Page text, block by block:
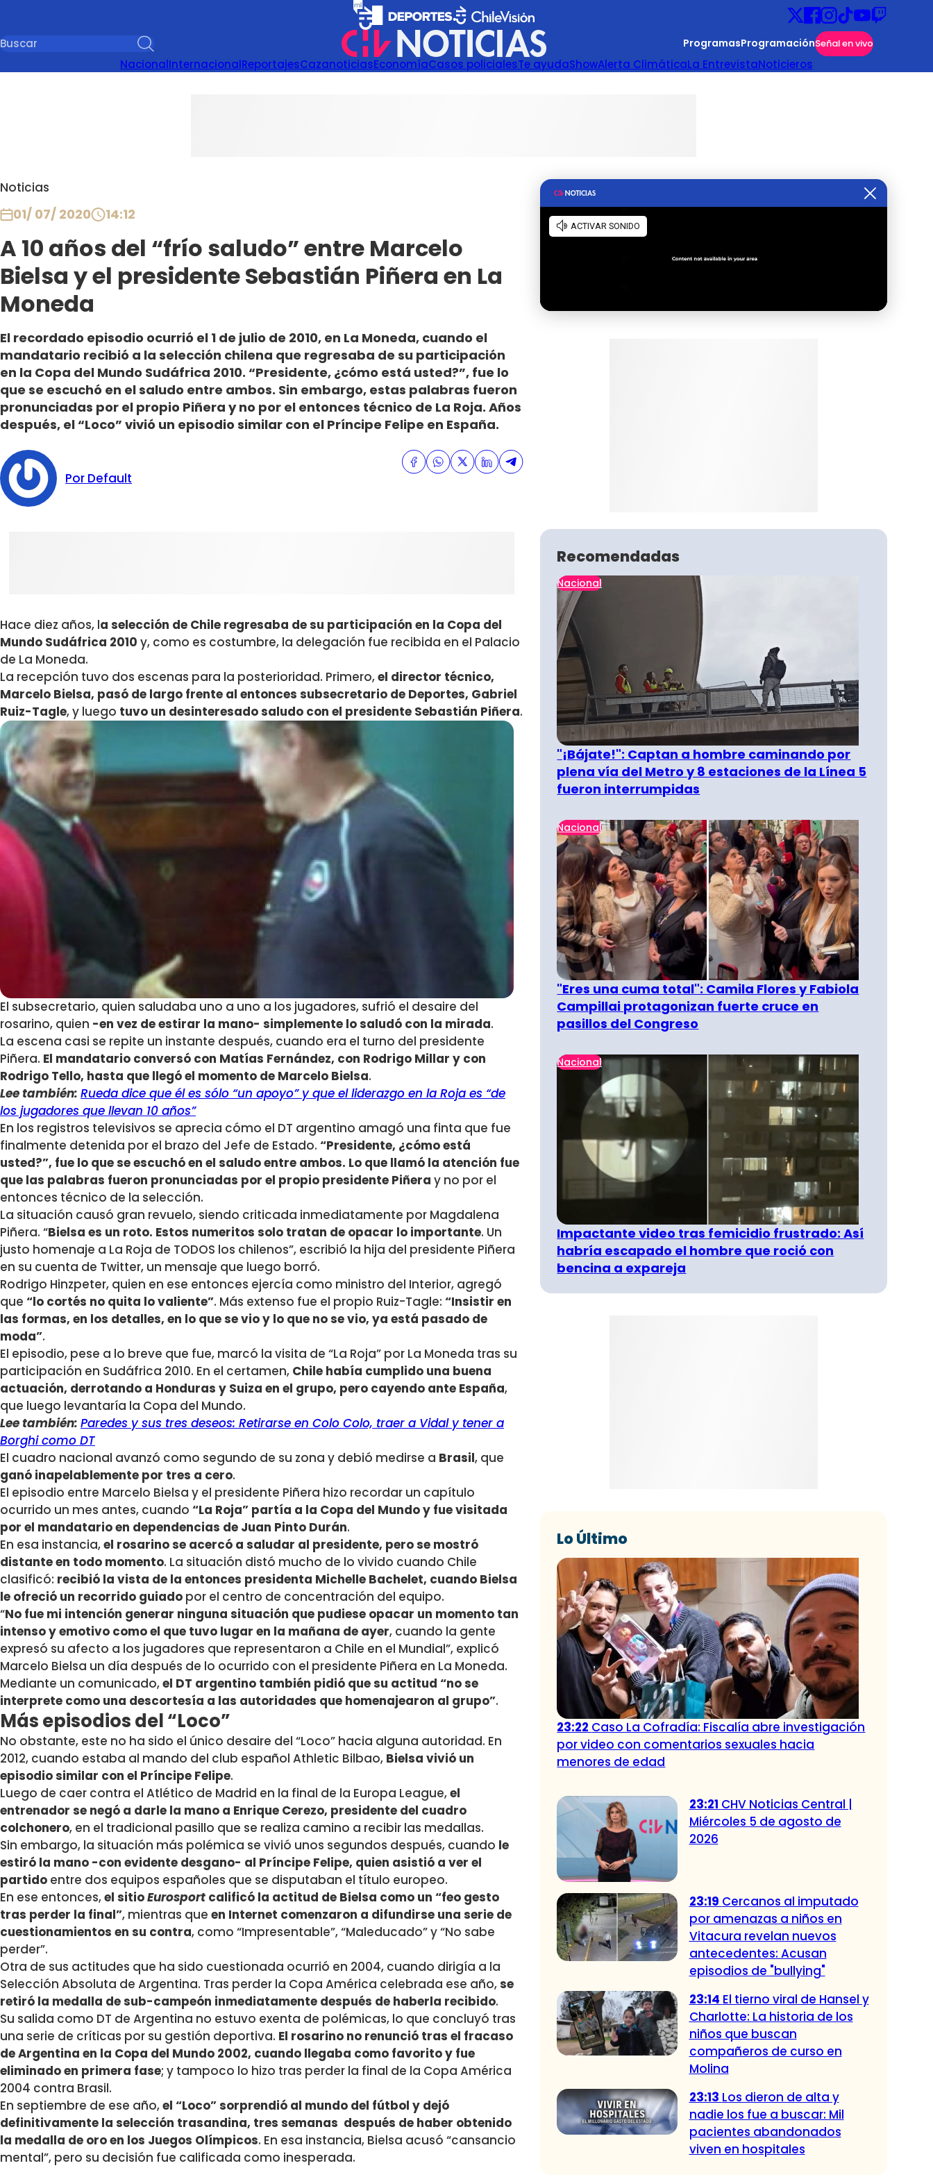
ProgramasProgramaciónSeñal en vivo
NacionalInternacionalReportajesCazanoticiasEconomíaCasos policialesTe ayudaShowAlerta ClimáticaLa EntrevistaNoticieros
Noticias
01/ 07/ 2020 14:12
A 10 años del “frío saludo” entre Marcelo
Bielsa y el presidente Sebastián Piñera en La
Moneda
El recordado episodio ocurrió el 1 de julio de 2010, en La Moneda, cuando el
mandatario recibió a la selección chilena que regresaba de su participación
en la Copa del Mundo Sudáfrica 2010. “Presidente, ¿cómo está usted?”, fue lo
que se escuchó en el saludo entre ambos. Sin embargo, estas palabras fueron
pronunciadas por el propio Piñera y no por el entonces técnico de La Roja. Años
después, el “Loco” vivió un episodio similar con el Príncipe Felipe en España.
Por Default
Hace diez años, la selección de Chile regresaba de su participación en la Copa del
Mundo Sudáfrica 2010 y, como es costumbre, la delegación fue recibida en el Palacio
de La Moneda.
La recepción tuvo dos escenas para la posterioridad. Primero,el director técnico,
Marcelo Bielsa, pasó de largo frente al entonces subsecretario de Deportes, Gabriel
Ruiz-Tagle, y luego tuvo un desinteresado saludo con el presidente Sebastián Piñera.
El subsecretario, quien saludaba uno a uno a los jugadores, sufrió el desaire del
rosarino, quien -en vez de estirar la mano- simplemente lo saludó con la mirada.
La escena casi se repite un instante después, cuando era el turno del presidente
Piñera. El mandatario conversó con Matías Fernández, con Rodrigo Millar y con
Rodrigo Tello, hasta que llegó el momento de Marcelo Bielsa.
Lee también: Rueda dice que él es sólo “un apoyo” y que el liderazgo en la Roja es “de
los jugadores que llevan 10 años”
En los registros televisivos se aprecia cómo el DT argentino amagó una finta que fue
finalmente detenida por el brazo del Jefe de Estado. “Presidente, ¿cómo está
usted?”, fue lo que se escuchó en el saludo entre ambos. Lo que llamó la atención fue
que las palabras fueron pronunciadas por el propio presidente Piñera y no por el
entonces técnico de la selección.
La situación causó gran revuelo, siendo criticada inmediatamente por Magdalena
Piñera. “Bielsa es un roto. Estos numeritos solo tratan de opacar lo importante. Un
justo homenaje a La Roja de TODOS los chilenos”, escribió la hija del presidente Piñera
en su cuenta de Twitter, un mensaje que luego borró.
Rodrigo Hinzpeter, quien en ese entonces ejercía como ministro del Interior, agregó
que “lo cortés no quita lo valiente”. Más extenso fue el propio Ruiz-Tagle: “Insistir en
las formas, en los detalles, en lo que se vio y lo que no se vio, ya está pasado de
moda”.
El episodio, pese a lo breve que fue, marcó la visita de “La Roja” por La Moneda tras su
participación en Sudáfrica 2010. En el certamen, Chile había cumplido una buena
actuación, derrotando a Honduras y Suiza en el grupo, pero cayendo ante España,
que luego levantaría la Copa del Mundo.
Lee también: Paredes y sus tres deseos: Retirarse en Colo Colo, traer a Vidal y tener a
Borghi como DT
El cuadro nacional avanzó como segundo de su zona y debió medirse a Brasil, que
ganó inapelablemente por tres a cero.
El episodio entre Marcelo Bielsa y el presidente Piñera hizo recordar un capítulo
ocurrido un mes antes, cuando “La Roja” partía a la Copa del Mundo y fue visitada
por el mandatario en dependencias de Juan Pinto Durán.
En esa instancia,el rosarino se acercó a saludar al presidente, pero se mostró
distante en todo momento. La situación distó mucho de lo vivido cuando Chile
clasificó: recibió la vista de la entonces presidenta Michelle Bachelet, cuando Bielsa
le ofreció un recorrido guiado por el centro de concentración del equipo.
“No fue mi intención generar ninguna situación que pudiese opacar un momento tan
intenso y emotivo como el que tuvo lugar en la mañana de ayer, cuando la gente
expresó su afecto a los jugadores que representaron a Chile en el Mundial”, explicó
Marcelo Bielsa un día después de lo ocurrido con el presidente Piñera en La Moneda.
Mediante un comunicado,el DT argentino también pidió que su actitud “no se
interprete como una descortesía a las autoridades que homenajearon al grupo”.
Más episodios del “Loco”
No obstante, este no ha sido el único desaire del “Loco” hacia alguna autoridad. En
2012, cuando estaba al mando del club español Athletic Bilbao, Bielsa vivió un
episodio similar con el Príncipe Felipe.
Luego de caer contra el Atlético de Madrid en la final de la Europa League,el
entrenador se negó a darle la mano a Enrique Cerezo, presidente del cuadro
colchonero, en el tradicional pasillo que se realiza camino a recibir las medallas.
Sin embargo, la situación más polémica se vivió unos segundos después, cuando le
estiró la mano -con evidente desgano- al Príncipe Felipe, quien asistió a ver el
partido entre dos equipos españoles que se disputaban el título europeo.
En ese entonces,el sitioEurosport calificó la actitud de Bielsa como un “feo gesto
tras perder la final”, mientras que en Internet comenzaron a difundirse una serie de
cuestionamientos en su contra, como “Impresentable”, “Maleducado” y “No sabe
perder”.
Otra de sus actitudes que ha sido cuestionada ocurrió en 2004, cuando dirigía a la
Selección Absoluta de Argentina. Tras perder la Copa América celebrada ese año,se
retiró la medalla de sub-campeón inmediatamente después de haberla recibido.
Su salida como DT de Argentina no estuvo exenta de polémicas, lo que concluyó tras
una serie de críticas por su gestión deportiva. El rosarino no renunció tras el fracaso
de Argentina en la Copa del Mundo 2002, cuando llegaba como favorito y fue
eliminado en primera fase; y tampoco lo hizo tras perder la final de la Copa América
2004 contra Brasil.
En septiembre de ese año,el “Loco” sorprendió al mundo del fútbol y dejó
definitivamente la selección trasandina, tres semanas después de haber obtenido
la medalla de oro en los Juegos Olímpicos. En esa instancia, Bielsa acusó “cansancio
mental”, pero su decisión fue calificada como inesperada.
Recomendadas
Nacional
"¡Bájate!": Captan a hombre caminando por
plena vía del Metro y 8 estaciones de la Línea 5
fueron interrumpidas
Nacional
"Eres una cuma total": Camila Flores y Fabiola
Campillai protagonizan fuerte cruce en
pasillos del Congreso
Nacional
Impactante video tras femicidio frustrado: Así
habría escapado el hombre que roció con
bencina a expareja
Lo Último
23:22 Caso La Cofradía: Fiscalía abre investigación
por video con comentarios sexuales hacia
menores de edad
23:21 CHV Noticias Central |
Miércoles 5 de agosto de
2026
23:19 Cercanos al imputado
por amenazas a niños en
Vitacura revelan nuevos
antecedentes: Acusan
episodios de "bullying"
23:14 El tierno viral de Hansel y
Charlotte: La historia de los
niños que buscan
compañeros de curso en
Molina
23:13 Los dieron de alta y
nadie los fue a buscar: Mil
pacientes abandonados
viven en hospitales